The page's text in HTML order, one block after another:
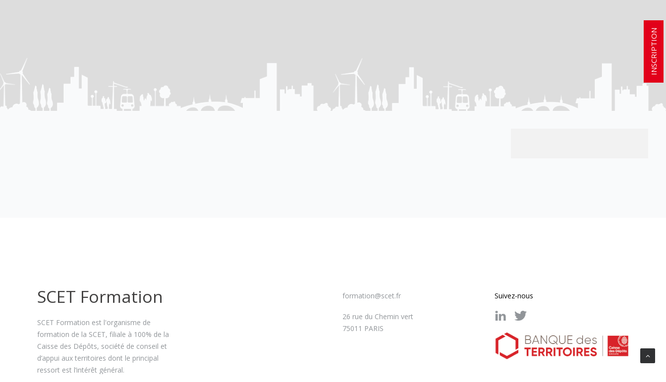
INSCRIPTION
SCET Formation
SCET Formation est l'organisme de
formation de la SCET, filiale à 100% de la
Caisse des Dépôts, société de conseil et
d’appui aux territoires dont le principal
ressort est l’intérêt général.
formation@scet.fr
26 rue du Chemin vert
75011 PARIS
Suivez-nous